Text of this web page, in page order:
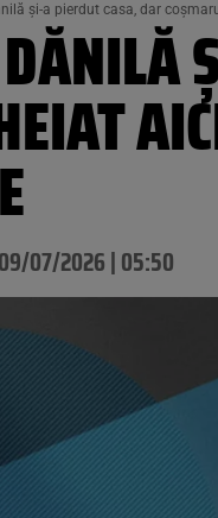
și-a pierdut casa, dar
09/07/2026 | 05:50